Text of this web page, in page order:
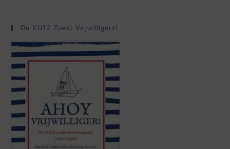
De KU12 Zoekt Vrijwilligers!